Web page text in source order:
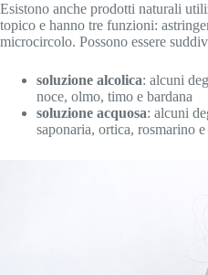
Esistono anche prodotti naturali
topico e hanno tre funzioni:
microcircolo. Possono essere
soluzione alcolica: alcuni
noce, olmo, timo e bardana
soluzione acquosa: alcuni
saponaria, ortica, rosmarino